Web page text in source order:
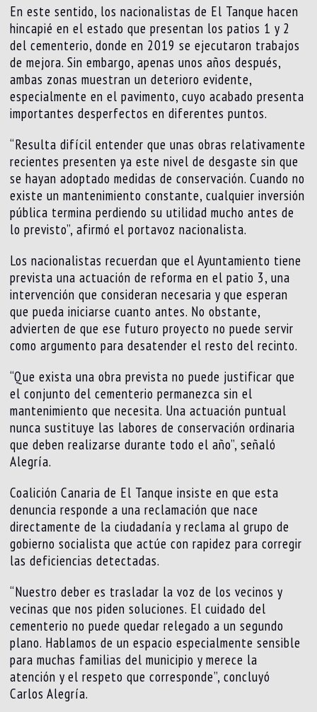
En este sentido, los nacionalistas de El Tanque hacen
hincapié en el estado que presentan los patios 1 y 2
del cementerio, donde en 2019 se ejecutaron trabajos
de mejora. Sin embargo, apenas unos años después,
ambas zonas muestran un deterioro evidente,
especialmente en el pavimento, cuyo acabado presenta
importantes desperfectos en diferentes puntos.
“Resulta difícil entender que unas obras relativamente
recientes presenten ya este nivel de desgaste sin que
se hayan adoptado medidas de conservación. Cuando no
existe un mantenimiento constante, cualquier inversión
pública termina perdiendo su utilidad mucho antes de
lo previsto”, afirmó el portavoz nacionalista.
Los nacionalistas recuerdan que el Ayuntamiento tiene
prevista una actuación de reforma en el patio 3, una
intervención que consideran necesaria y que esperan
que pueda iniciarse cuanto antes. No obstante,
advierten de que ese futuro proyecto no puede servir
como argumento para desatender el resto del recinto.
“Que exista una obra prevista no puede justificar que
el conjunto del cementerio permanezca sin el
mantenimiento que necesita. Una actuación puntual
nunca sustituye las labores de conservación ordinaria
que deben realizarse durante todo el año”, señaló
Alegría.
Coalición Canaria de El Tanque insiste en que esta
denuncia responde a una reclamación que nace
directamente de la ciudadanía y reclama al grupo de
gobierno socialista que actúe con rapidez para corregir
las deficiencias detectadas.
“Nuestro deber es trasladar la voz de los vecinos y
vecinas que nos piden soluciones. El cuidado del
cementerio no puede quedar relegado a un segundo
plano. Hablamos de un espacio especialmente sensible
para muchas familias del municipio y merece la
atención y el respeto que corresponde”, concluyó
Carlos Alegría.